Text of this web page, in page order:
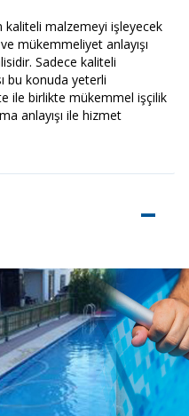
kaliteli malzemeyi işleyecek
mükemmeliyet anlayışı
Sadece kaliteli
bu konuda yeterli
ile birlikte mükemmel işçilik
anlayışı ile hizmet
–